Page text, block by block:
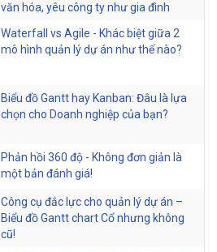
văn hóa, yêu công ty như gia đình
Waterfall vs Agile - Khác biệt giữa 2
mô hình quản lý dự án như thế nào?
Biểu đồ Gantt hay Kanban: Đâu là lựa
chọn cho Doanh nghiệp của bạn?
Phản hồi 360 độ - Không đơn giản là
một bản đánh giá!
Công cụ đắc lực cho quản lý dự án –
Biểu đồ Gantt chart Cổ nhưng không
cũ!